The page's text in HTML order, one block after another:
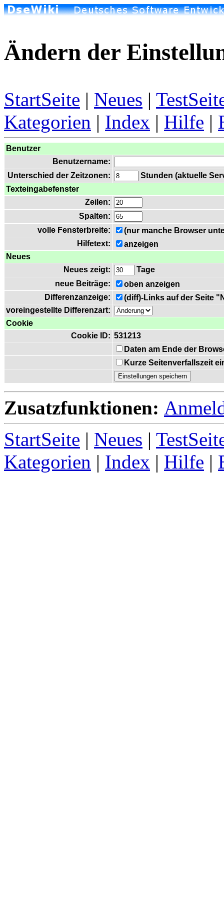
Ändern der
StartSeite | Neues |
Kategorien | Index | Hilfe |
Benutzer
Benutzername:
Unterschied der Zeitzonen:
Stunden (aktuelle
Texteingabefenster
Zeilen:
Spalten:
volle Fensterbreite:
(nur manche Browser
Hilfetext:
anzeigen
Neues
Neues zeigt:
Tage
neue Beiträge:
oben anzeigen
Differenzanzeige:
(diff)-Links auf der Seite
voreingestellte Differenzart:
Cookie
Cookie ID: 531213
Daten am Ende der
Kurze Seitenverfallszeit
Zusatzfunktionen:
StartSeite | Neues |
Kategorien | Index | Hilfe |